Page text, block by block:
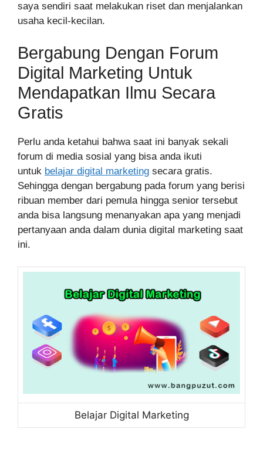
saya sendiri saat melakukan riset dan menjalankan
usaha kecil-kecilan.
Bergabung Dengan Forum
Digital Marketing Untuk
Mendapatkan Ilmu Secara
Gratis
Perlu anda ketahui bahwa saat ini banyak sekali
forum di media sosial yang bisa anda ikuti
untuk belajar digital marketing secara gratis.
Sehingga dengan bergabung pada forum yang berisi
ribuan member dari pemula hingga senior tersebut
anda bisa langsung menanyakan apa yang menjadi
pertanyaan anda dalam dunia digital marketing saat
ini.
Belajar Digital Marketing